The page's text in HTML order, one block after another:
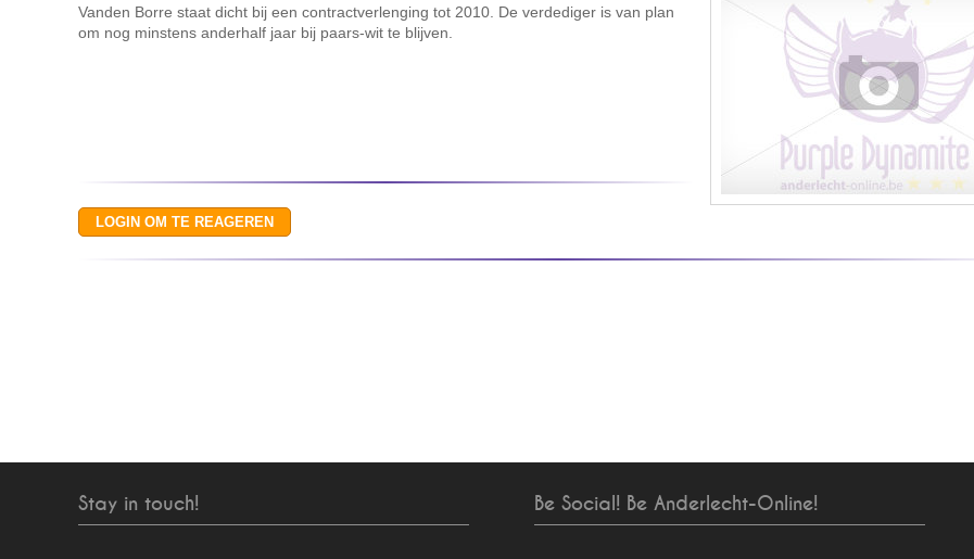
Vanden Borre staat dicht bij een contractverlenging tot 2010. De verdediger is van plan
om nog minstens anderhalf jaar bij paars-wit te blijven.
Stay in touch! Be Social! Be Anderlecht-Online!